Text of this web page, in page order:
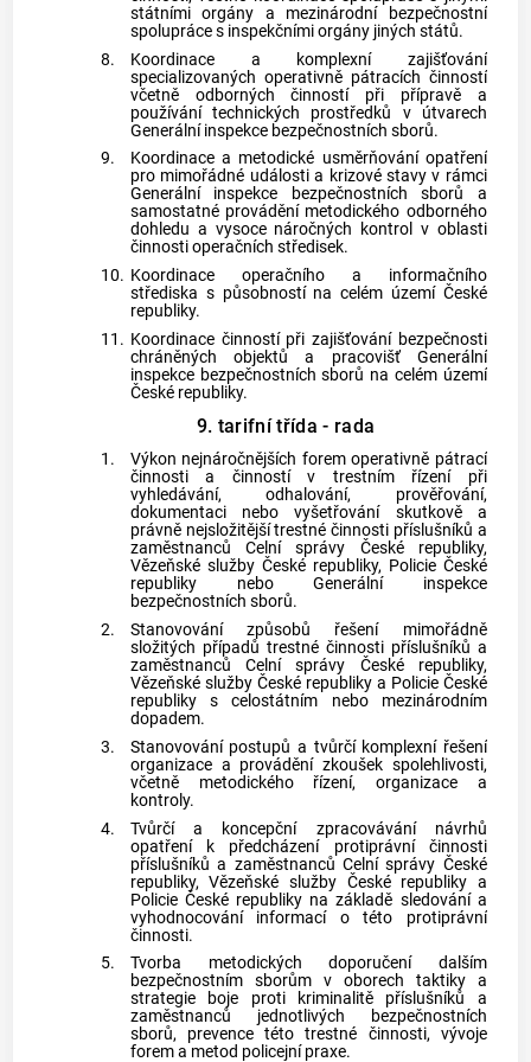
státními orgány a mezinárodní bezpečnostní
spolupráce s inspekčními orgány jiných států.
8.
Koordinace a komplexní zajišťování
specializovaných operativně pátracích činností
včetně odborných činností při přípravě a
používání technických prostředků v útvarech
Generální inspekce bezpečnostních sborů.
9.
Koordinace a metodické usměrňování opatření
pro mimořádné události a krizové stavy v rámci
Generální inspekce bezpečnostních sborů a
samostatné provádění metodického odborného
dohledu a vysoce náročných kontrol v oblasti
činnosti operačních středisek.
10. Koordinace operačního a informačního
střediska s působností na celém území České
republiky.
11. Koordinace činností při zajišťování bezpečnosti
chráněných objektů a pracovišť Generální
inspekce bezpečnostních sborů na celém území
České republiky.
9. tarifní třída - rada
1.
Výkon nejnáročnějších forem operativně pátrací
činnosti a činností v trestním řízení při
vyhledávání, odhalování, prověřování,
dokumentaci nebo vyšetřování skutkově a
právně nejsložitější trestné činnosti příslušníků a
zaměstnanců Celní správy České republiky,
Vězeňské služby České republiky, Policie České
republiky nebo Generální inspekce
bezpečnostních sborů.
2.
Stanovování způsobů řešení mimořádně
složitých případů trestné činnosti příslušníků a
zaměstnanců Celní správy České republiky,
Vězeňské služby České republiky a Policie České
republiky s celostátním nebo mezinárodním
dopadem.
3.
Stanovování postupů a tvůrčí komplexní řešení
organizace a provádění zkoušek spolehlivosti,
včetně metodického řízení, organizace a
kontroly.
4.
Tvůrčí a koncepční zpracovávání návrhů
opatření k předcházení protiprávní činnosti
příslušníků a zaměstnanců Celní správy České
republiky, Vězeňské služby České republiky a
Policie České republiky na základě sledování a
vyhodnocování informací o této protiprávní
činnosti.
5.
Tvorba metodických doporučení dalším
bezpečnostním sborům v oborech taktiky a
strategie boje proti kriminalitě příslušníků a
zaměstnanců jednotlivých bezpečnostních
sborů, prevence této trestné činnosti, vývoje
forem a metod policejní praxe.